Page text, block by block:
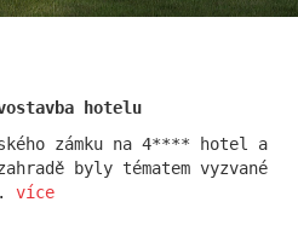
hotelu
zámku na 4**** hotel a
byly tématem vyzvané
více